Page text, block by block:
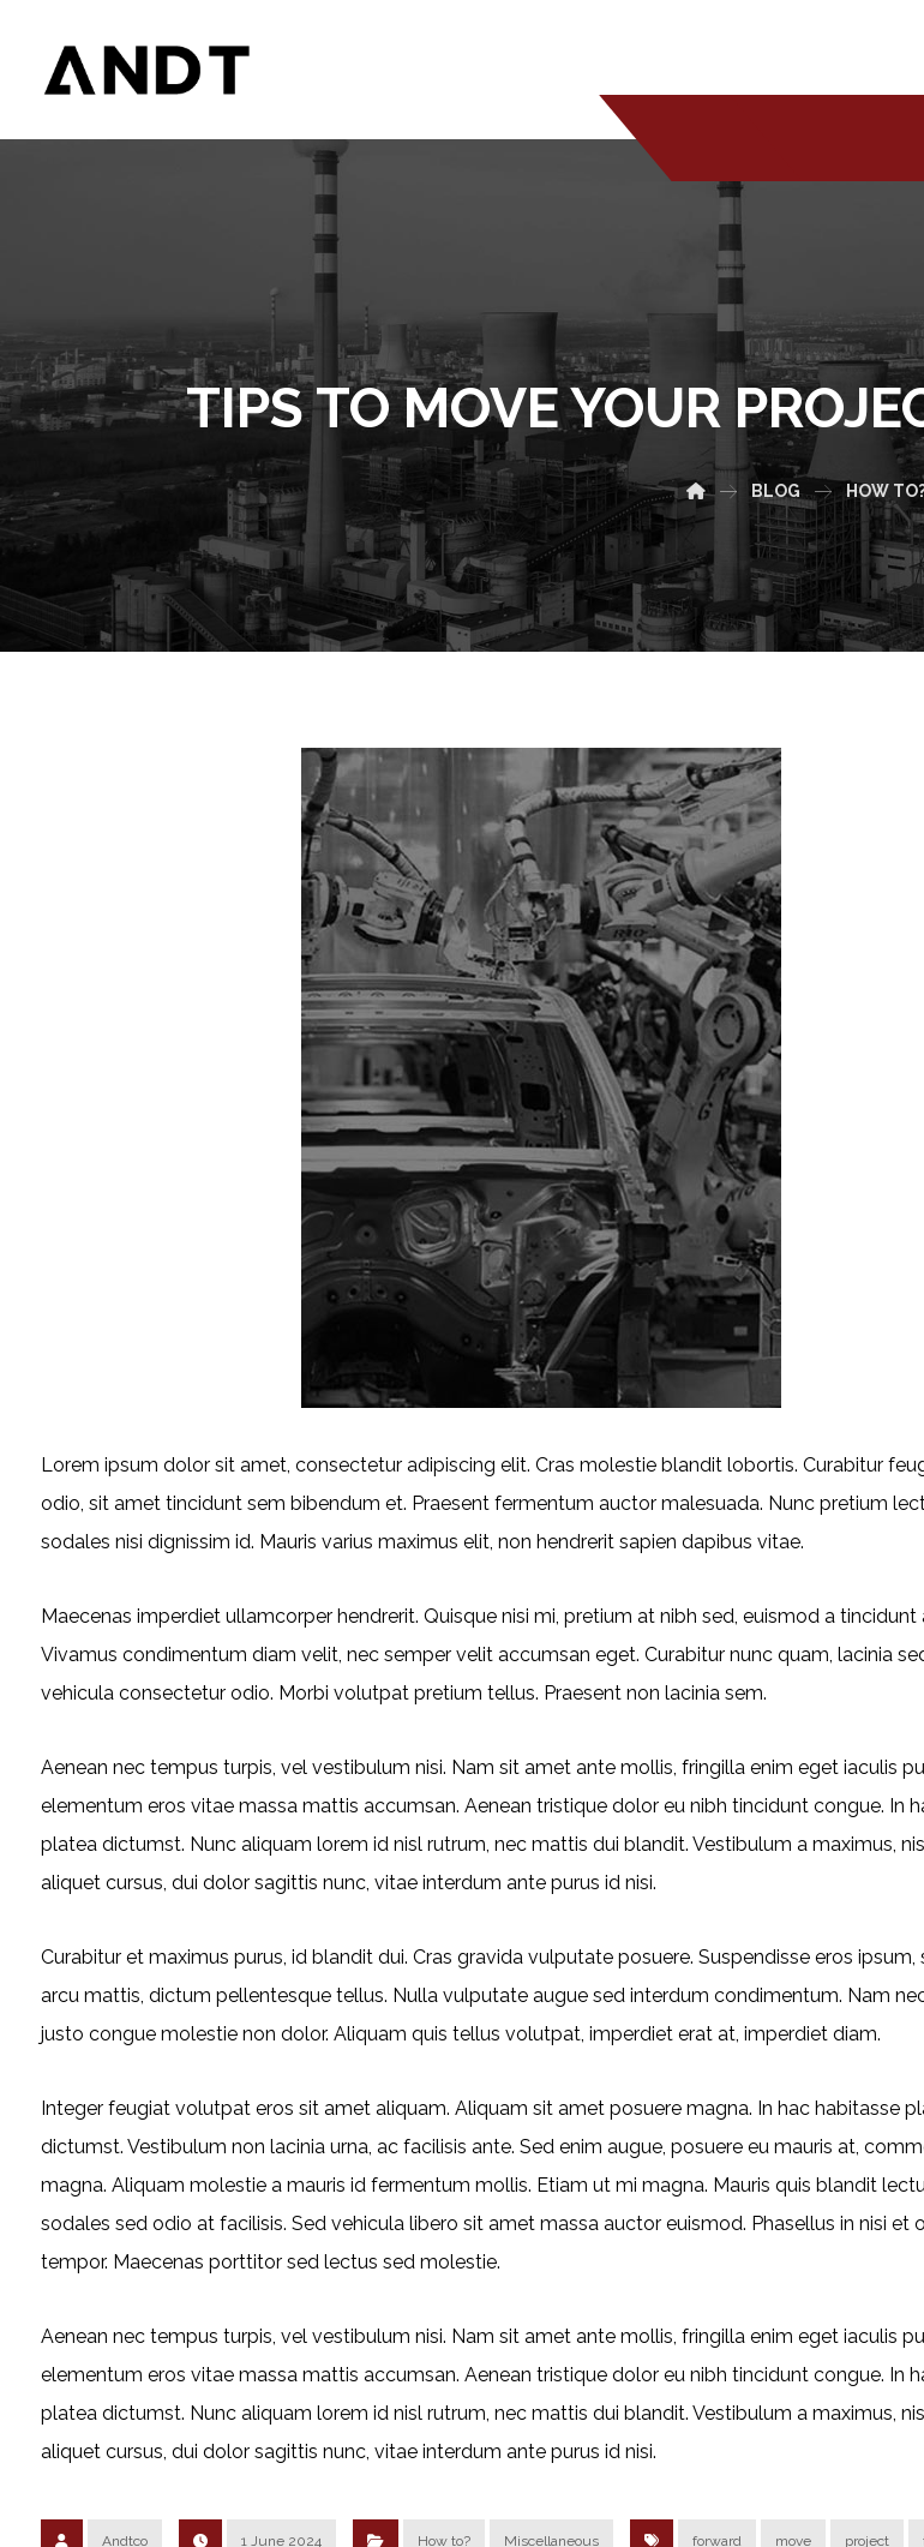
TIPS TO MOVE YOUR
BLOG HOW
Lorem ipsum dolor sit amet, consectetur adipiscing elit. Cras molestie blandit lobortis. Curabitur
odio, sit amet tincidunt sem bibendum et. Praesent fermentum auctor malesuada. Nunc pretium
sodales nisi dignissim id. Mauris varius maximus elit, non hendrerit sapien dapibus vitae.
Maecenas imperdiet ullamcorper hendrerit. Quisque nisi mi, pretium at nibh sed, euismod a tincidunt
Vivamus condimentum diam velit, nec semper velit accumsan eget. Curabitur nunc quam, lacinia
vehicula consectetur odio. Morbi volutpat pretium tellus. Praesent non lacinia sem.
Aenean nec tempus turpis, vel vestibulum nisi. Nam sit amet ante mollis, fringilla enim eget iaculis
elementum eros vitae massa mattis accumsan. Aenean tristique dolor eu nibh tincidunt congue. In
platea dictumst. Nunc aliquam lorem id nisl rutrum, nec mattis dui blandit. Vestibulum a maximus,
aliquet cursus, dui dolor sagittis nunc, vitae interdum ante purus id nisi.
Curabitur et maximus purus, id blandit dui. Cras gravida vulputate posuere. Suspendisse eros ipsum,
arcu mattis, dictum pellentesque tellus. Nulla vulputate augue sed interdum condimentum. Nam
justo congue molestie non dolor. Aliquam quis tellus volutpat, imperdiet erat at, imperdiet diam.
Integer feugiat volutpat eros sit amet aliquam. Aliquam sit amet posuere magna. In hac habitasse
dictumst. Vestibulum non lacinia urna, ac facilisis ante. Sed enim augue, posuere eu mauris at,
magna. Aliquam molestie a mauris id fermentum mollis. Etiam ut mi magna. Mauris quis blandit
sodales sed odio at facilisis. Sed vehicula libero sit amet massa auctor euismod. Phasellus in nisi et
tempor. Maecenas porttitor sed lectus sed molestie.
Aenean nec tempus turpis, vel vestibulum nisi. Nam sit amet ante mollis, fringilla enim eget iaculis
elementum eros vitae massa mattis accumsan. Aenean tristique dolor eu nibh tincidunt congue. In
platea dictumst. Nunc aliquam lorem id nisl rutrum, nec mattis dui blandit. Vestibulum a maximus,
aliquet cursus, dui dolor sagittis nunc, vitae interdum ante purus id nisi.
Andtco 1 June 2024 How to? Miscellaneous forward move project